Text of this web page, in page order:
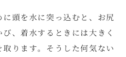
頭を水に突っ込むと、お尻
、着水するときには大きく
ります。そうした何気ない